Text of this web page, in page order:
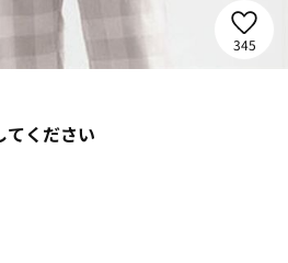
345
てください